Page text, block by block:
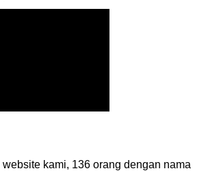
kami, 136 orang dengan nama